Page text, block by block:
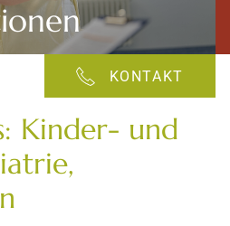
KONTAKT
Kinder- und